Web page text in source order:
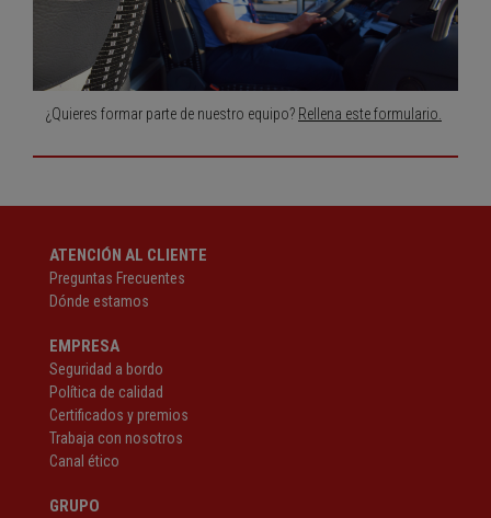
¿Quieres formar parte de nuestro equipo? Rellena este formulario.
ATENCIÓN AL CLIENTE
Preguntas Frecuentes
Dónde estamos
EMPRESA
Seguridad a bordo
Política de calidad
Certificados y premios
Trabaja con nosotros
Canal ético
GRUPO